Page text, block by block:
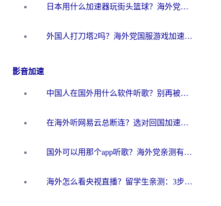
日本用什么加速器玩街头篮球？海外党国服游戏不卡顿的终极攻略
外国人打刀塔2吗？海外党国服游戏加速避坑全攻略
影音加速
中国人在国外用什么软件听歌？别再被地域限制卡脖子，这篇教你轻松解锁国内音乐库
在海外听网易云总断连？选对回国加速器，告别地区限制和卡顿
国外可以用那个app听歌？海外党亲测有效的回国加速方案，轻松听国内音乐听书
海外怎么看央视直播？留学生亲测：3步解决版权限制+追剧自由